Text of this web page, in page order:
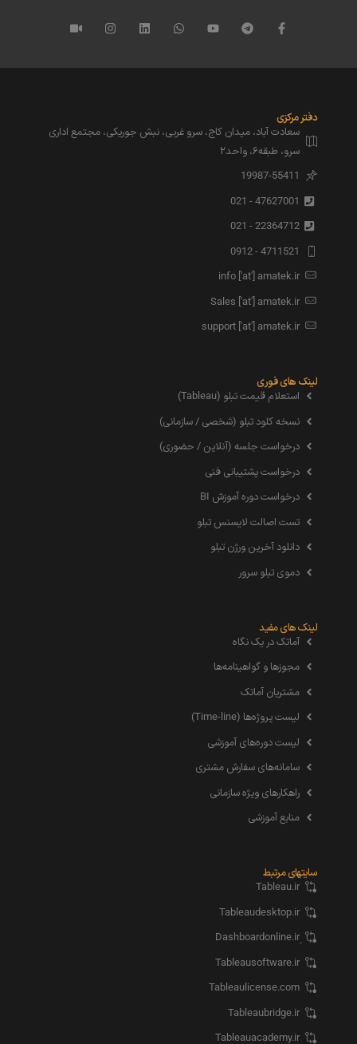
دفتر مرکزی
سعادت آباد، میدان کاج، سرو غربی، نبش جوریکی، مجتمع اداری
سرو، طبقه۶، واحد۲
19987-55411
47627001 - 021
22364712 - 021
4711521 - 0912
info ['at'] amatek.ir
Sales ['at'] amatek.ir
support ['at'] amatek.ir
لینک های فوری
استعلام قیمت تبلو (Tableau)
نسخه کلود تبلو (شخصی / سازمانی)
درخواست جلسه (آنلاین / حضوری)
درخواست پشتیبانی فنی
درخواست دوره آموزش BI
تست اصالت لایسنس تبلو
دانلود آخرین ورژن تبلو
دموی تبلو سرور
لینک های مفید
آماتک در یک نگاه
مجوزها و گواهینامه‌ها
مشتریان آماتک
لیست پروژه‌ها (Time-line)
لیست دوره‌های آموزشی
سامانه‌های سفارش مشتری
راهکارهای ویژه سازمانی
منابع آموزشی
سایتهای مرتبط
Tableau.ir
Tableaudesktop.ir
ِDashboardonline.ir
Tableausoftware.ir
Tableaulicense.com
Tableaubridge.ir
Tableauacademy.ir